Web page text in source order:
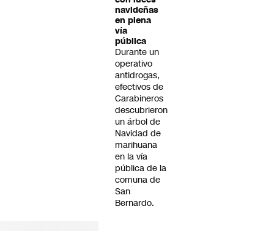
navideñas
en plena
vía
pública
Durante un
operativo
antidrogas,
efectivos de
Carabineros
descubrieron
un árbol de
Navidad de
marihuana
en la vía
pública de la
comuna de
San
Bernardo.